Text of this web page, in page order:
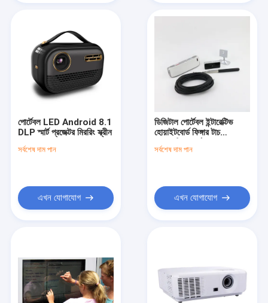
পোর্টেবল LED Android 8.1
DLP স্মার্ট প্রজেক্টর মিররিং স্ক্রীন
সর্বশেষ দাম পান
এখন যোগাযোগ
ডিজিটাল পোর্টেবল ইন্টারেক্টিভ
হোয়াইটবোর্ড ফিঙ্গার টাচ
সর্বশেষ দাম পান
এখন যোগাযোগ